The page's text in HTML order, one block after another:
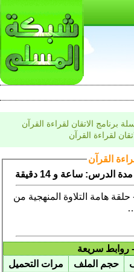
برنامج الاتقان لقراءة القرآن
يتناول الشيخ قاعدة أقوى السببين - حلقة هامة التلاوة المنهجية من
سريعة
حجم الملف
مرات التحميل